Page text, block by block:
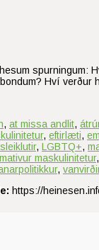
spurningum:
Hví verður
, at missa andlit,
, eftirlæti,
, LGBTQ+,
maskulinitetur,
,
https://